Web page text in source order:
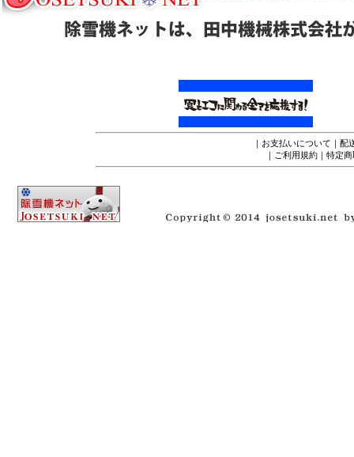
｜ お支払いについて ｜ 配
｜ ご利用規約 ｜ 特定